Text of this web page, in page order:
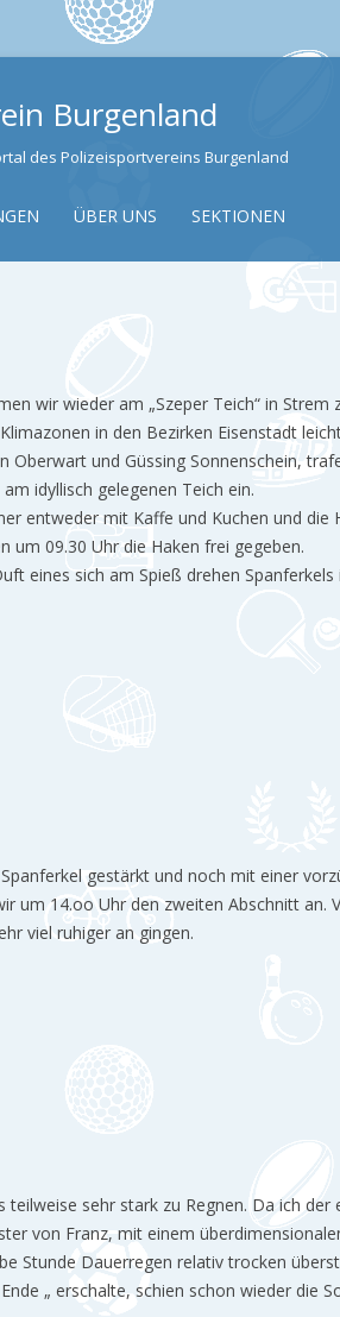
Burgenland
des Polizeisportvereins Burgenland
ÜBER UNS SEKTIONEN
wir wieder am „Szeper Teich“ in Strem
in den Bezirken Eisenstadt
Oberwart und Güssing Sonnenschein,
idyllisch gelegenen Teich ein.
entweder mit Kaffe und Kuchen und die
um 09.30 Uhr die Haken frei gegeben.
eines sich am Spieß drehen
gestärkt und noch mit einer
um 14.oo Uhr den zweiten Abschnitt an.
viel ruhiger an gingen.
teilweise sehr stark zu Regnen. Da ich der
von Franz, mit einem
Stunde Dauerregen relativ trocken
„ erschalte, schien schon wieder die